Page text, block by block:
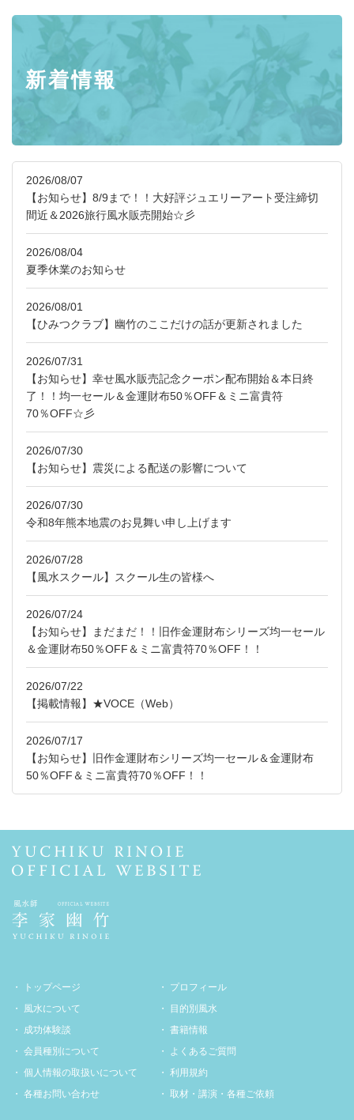
新着情報
2026/08/07
【お知らせ】8/9まで！！大好評ジュエリーアート受注締切
間近＆2026旅行風水販売開始☆彡
2026/08/04
夏季休業のお知らせ
2026/08/01
【ひみつクラブ】幽竹のここだけの話が更新されました
2026/07/31
【お知らせ】幸せ風水販売記念クーポン配布開始＆本日終
了！！均一セール＆金運財布50％OFF＆ミニ富貴符
70％OFF☆彡
2026/07/30
【お知らせ】震災による配送の影響について
2026/07/30
令和8年熊本地震のお見舞い申し上げます
2026/07/28
【風水スクール】スクール生の皆様へ
2026/07/24
【お知らせ】まだまだ！！旧作金運財布シリーズ均一セール
＆金運財布50％OFF＆ミニ富貴符70％OFF！！
2026/07/22
【掲載情報】★VOCE（Web）
2026/07/17
【お知らせ】旧作金運財布シリーズ均一セール＆金運財布
50％OFF＆ミニ富貴符70％OFF！！
トップページ
プロフィール
風水について
目的別風水
成功体験談
書籍情報
会員種別について
よくあるご質問
個人情報の取扱いについて
利用規約
各種お問い合わせ
取材・講演・各種ご依頼